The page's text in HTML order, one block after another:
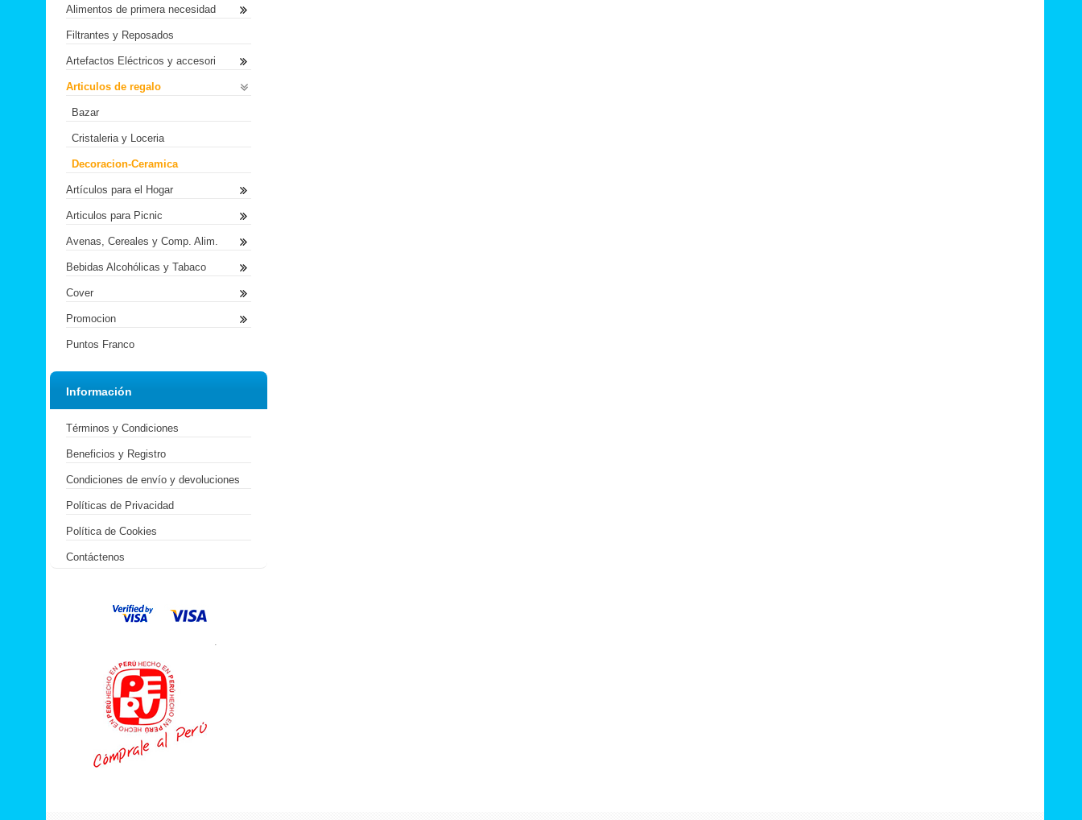
Alimentos de primera necesidad
Filtrantes y Reposados
Artefactos Eléctricos y accesori
Articulos de regalo
Bazar
Cristaleria y Loceria
Decoracion-Ceramica
Artículos para el Hogar
Articulos para Picnic
Avenas, Cereales y Comp. Alim.
Bebidas Alcohólicas y Tabaco
Cover
Promocion
Puntos Franco
Información
Términos y Condiciones
Beneficios y Registro
Condiciones de envío y devoluciones
Políticas de Privacidad
Política de Cookies
Contáctenos
.